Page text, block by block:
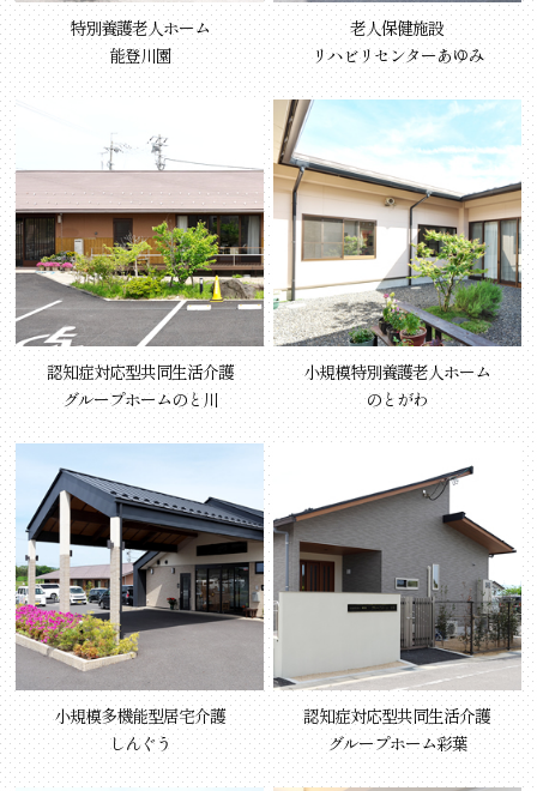
特別養護老人ホーム
能登川園
老人保健施設
リハビリセンターあゆみ
認知症対応型共同生活介護
グループホームのと川
小規模特別養護老人ホーム
のとがわ
小規模多機能型居宅介護
しんぐう
認知症対応型共同生活介護
グループホーム彩葉